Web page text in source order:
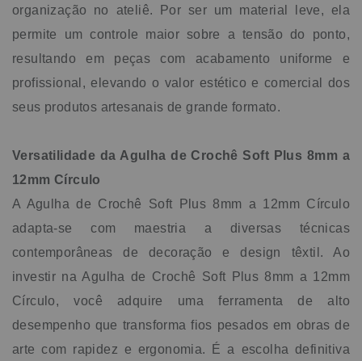
organização no ateliê. Por ser um material leve, ela
permite um controle maior sobre a tensão do ponto,
resultando em peças com acabamento uniforme e
profissional, elevando o valor estético e comercial dos
seus produtos artesanais de grande formato.
Versatilidade da Agulha de Crochê Soft Plus 8mm a
12mm Círculo
A Agulha de Crochê Soft Plus 8mm a 12mm Círculo
adapta-se com maestria a diversas técnicas
contemporâneas de decoração e design têxtil. Ao
investir na Agulha de Crochê Soft Plus 8mm a 12mm
Círculo, você adquire uma ferramenta de alto
desempenho que transforma fios pesados em obras de
arte com rapidez e ergonomia. É a escolha definitiva